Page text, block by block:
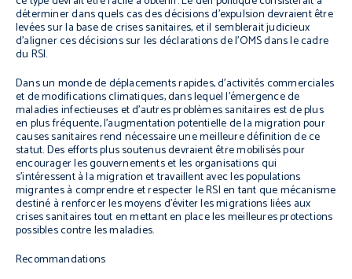
déterminer dans quels cas des décisions d’expulsion devraient être
levées sur la base de crises sanitaires, et il semblerait judicieux
d’aligner ces décisions sur les déclarations de l’OMS dans le cadre
du RSI.
Dans un monde de déplacements rapides, d’activités commerciales
et de modifications climatiques, dans lequel l’émergence de
maladies infectieuses et d’autres problèmes sanitaires est de plus
en plus fréquente, l’augmentation potentielle de la migration pour
causes sanitaires rend nécessaire une meilleure définition de ce
statut. Des efforts plus soutenus devraient être mobilisés pour
encourager les gouvernements et les organisations qui
s’intéressent à la migration et travaillent avec les populations
migrantes à comprendre et respecter le RSI en tant que mécanisme
destiné à renforcer les moyens d’éviter les migrations liées aux
crises sanitaires tout en mettant en place les meilleures protections
possibles contre les maladies.
Recommandations